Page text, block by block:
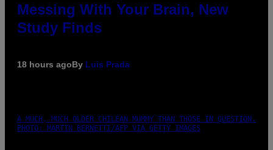
Messing With Your Brain, New
Study Finds
18 hours agoBy Luis Prada
A MUCH, MUCH OLDER CHILEAN MUMMY THAN THOSE IN QUESTION.
PHOTO: MARTIN BERNETTI/AFP VIA GETTY IMAGES